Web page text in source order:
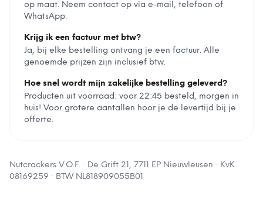
op maat. Neem contact op via e-mail, telefoon of
WhatsApp.
Krijg ik een factuur met btw?
Ja, bij elke bestelling ontvang je een factuur. Alle
genoemde prijzen zijn inclusief btw.
Hoe snel wordt mijn zakelijke bestelling geleverd?
Producten uit voorraad: voor 22:45 besteld, morgen in
huis! Voor grotere aantallen hoor je de levertijd bij je
offerte.
Nutcrackers V.O.F. · De Grift 21, 7711 EP Nieuwleusen · KvK
08169259 · BTW NL818909055B01